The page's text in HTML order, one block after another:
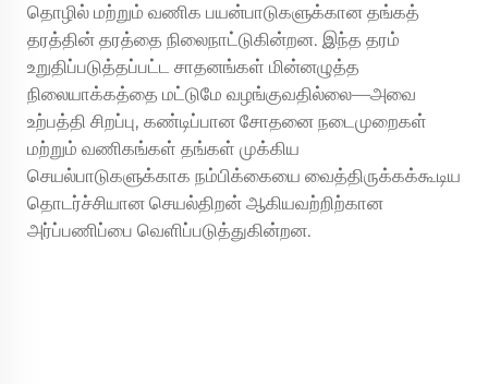
தொழில் மற்றும் வணிக பயன்பாடுகளுக்கான தங்கத்
தரத்தின் தரத்தை நிலைநாட்டுகின்றன. இந்த தரம்
உறுதிப்படுத்தப்பட்ட சாதனங்கள் மின்னழுத்த
நிலையாக்கத்தை மட்டுமே வழங்குவதில்லை—அவை
உற்பத்தி சிறப்பு, கண்டிப்பான சோதனை நடைமுறைகள்
மற்றும் வணிகங்கள் தங்கள் முக்கிய
செயல்பாடுகளுக்காக நம்பிக்கையை வைத்திருக்கக்கூடிய
தொடர்ச்சியான செயல்திறன் ஆகியவற்றிற்கான
அர்ப்பணிப்பை வெளிப்படுத்துகின்றன.